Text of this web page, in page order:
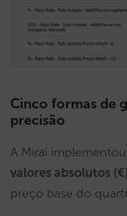
Cinco formas de
precisão
A Mirai
valores absolutos
preço base do